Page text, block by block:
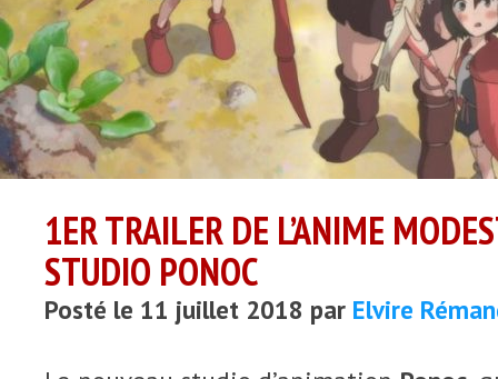
1ER TRAILER DE L’ANIME
STUDIO PONOC
Posté le 11 juillet 2018 par Elvire